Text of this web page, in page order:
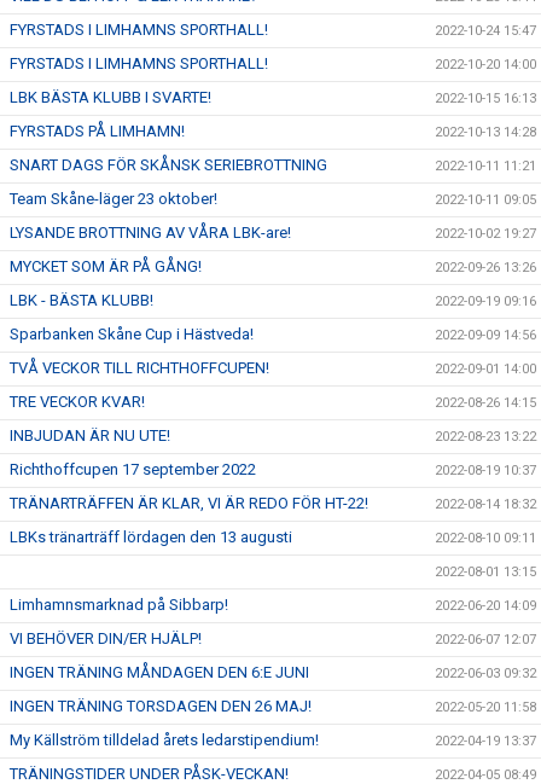
FYRSTADS I LIMHAMNS SPORTHALL! 2022-10-24 15:47
FYRSTADS I LIMHAMNS SPORTHALL! 2022-10-20 14:00
LBK BÄSTA KLUBB I SVARTE! 2022-10-15 16:13
FYRSTADS PÅ LIMHAMN! 2022-10-13 14:28
SNART DAGS FÖR SKÅNSK SERIEBROTTNING 2022-10-11 11:21
Team Skåne-läger 23 oktober! 2022-10-11 09:05
LYSANDE BROTTNING AV VÅRA LBK-are! 2022-10-02 19:27
MYCKET SOM ÄR PÅ GÅNG! 2022-09-26 13:26
LBK - BÄSTA KLUBB! 2022-09-19 09:16
Sparbanken Skåne Cup i Hästveda! 2022-09-09 14:56
TVÅ VECKOR TILL RICHTHOFFCUPEN! 2022-09-01 14:00
TRE VECKOR KVAR! 2022-08-26 14:15
INBJUDAN ÄR NU UTE! 2022-08-23 13:22
Richthoffcupen 17 september 2022 2022-08-19 10:37
TRÄNARTRÄFFEN ÄR KLAR, VI ÄR REDO FÖR HT-22! 2022-08-14 18:32
LBKs tränarträff lördagen den 13 augusti 2022-08-10 09:11
2022-08-01 13:15
Limhamnsmarknad på Sibbarp! 2022-06-20 14:09
VI BEHÖVER DIN/ER HJÄLP! 2022-06-07 12:07
INGEN TRÄNING MÅNDAGEN DEN 6:E JUNI 2022-06-03 09:32
INGEN TRÄNING TORSDAGEN DEN 26 MAJ! 2022-05-20 11:58
My Källström tilldelad årets ledarstipendium! 2022-04-19 13:37
TRÄNINGSTIDER UNDER PÅSK-VECKAN! 2022-04-05 08:49